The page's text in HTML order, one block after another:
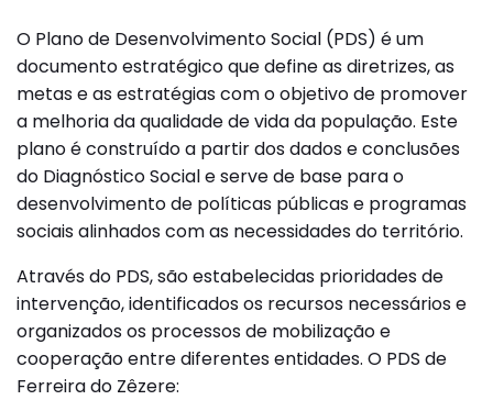
O Plano de Desenvolvimento Social (PDS) é um
documento estratégico que define as diretrizes, as
metas e as estratégias com o objetivo de promover
a melhoria da qualidade de vida da população. Este
plano é construído a partir dos dados e conclusões
do Diagnóstico Social e serve de base para o
desenvolvimento de políticas públicas e programas
sociais alinhados com as necessidades do território.
Através do PDS, são estabelecidas prioridades de
intervenção, identificados os recursos necessários e
organizados os processos de mobilização e
cooperação entre diferentes entidades. O PDS de
Ferreira do Zêzere: